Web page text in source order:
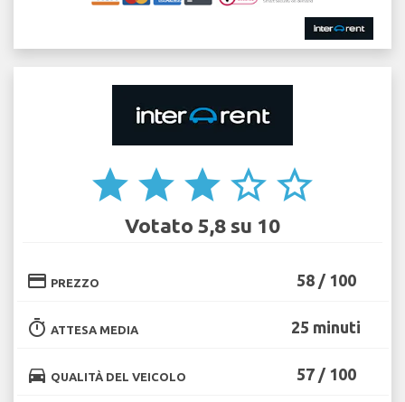
star star star star_border star_border
Votato 5,8 su 10
credit_card PREZZO 58 / 100
timer ATTESA MEDIA 25 minuti
directions_car QUALITÀ DEL VEICOLO 57 / 100